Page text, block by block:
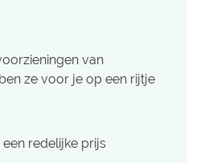
van
ze voor je op een rijtje
redelijke prijs